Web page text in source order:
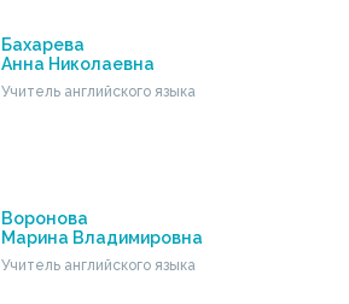
Бахарева
Анна Николаевна
Учитель английского языка
Воронова
Марина Владимировна
Учитель английского языка